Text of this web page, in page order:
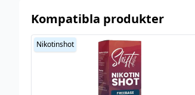
Kompatibla produkter
Nikotinshot